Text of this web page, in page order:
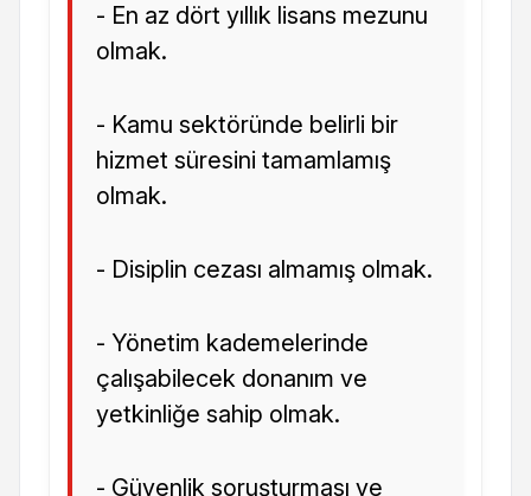
- En az dört yıllık lisans mezunu
olmak.
- Kamu sektöründe belirli bir
hizmet süresini tamamlamış
olmak.
- Disiplin cezası almamış olmak.
- Yönetim kademelerinde
çalışabilecek donanım ve
yetkinliğe sahip olmak.
- Güvenlik soruşturması ve